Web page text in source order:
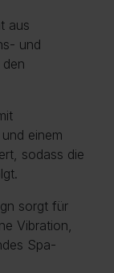
aus
und
einem
sodass die
sorgt für
Vibration,
Spa-